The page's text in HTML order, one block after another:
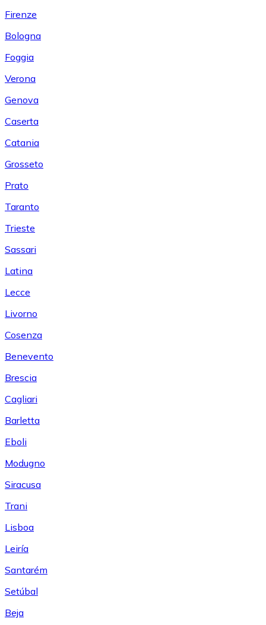
Firenze
Bologna
Foggia
Verona
Genova
Caserta
Catania
Grosseto
Prato
Taranto
Trieste
Sassari
Latina
Lecce
Livorno
Cosenza
Benevento
Brescia
Cagliari
Barletta
Eboli
Modugno
Siracusa
Trani
Lisboa
Leiría
Santarém
Setúbal
Beja